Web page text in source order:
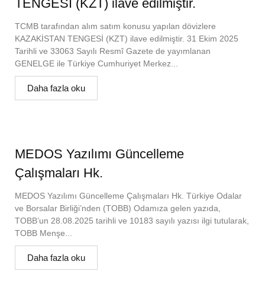
TENGESİ (KZT) ilave edilmiştir.
TCMB tarafından alım satım konusu yapılan dövizlere
KAZAKİSTAN TENGESİ (KZT) ilave edilmiştir. 31 Ekim 2025
Tarihli ve 33063 Sayılı Resmî Gazete de yayımlanan
GENELGE ile Türkiye Cumhuriyet Merkez...
Daha fazla oku
MEDOS Yazılımı Güncelleme
Çalışmaları Hk.
MEDOS Yazılımı Güncelleme Çalışmaları Hk. Türkiye Odalar
ve Borsalar Birliği’nden (TOBB) Odamıza gelen yazıda,
TOBB’un 28.08.2025 tarihli ve 10183 sayılı yazısı ilgi tutularak,
TOBB Menşe...
Daha fazla oku